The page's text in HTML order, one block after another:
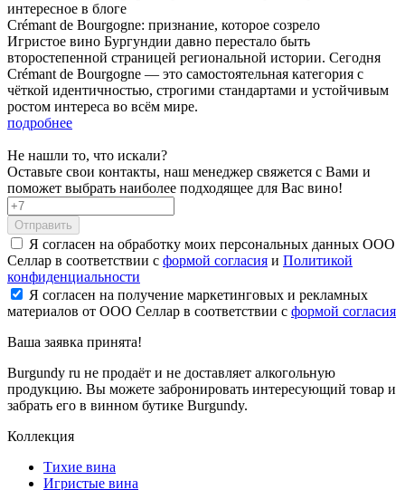
интересное в блоге
Crémant de Bourgogne: признание, которое созрело
Игристое вино Бургундии давно перестало быть
второстепенной страницей региональной истории. Сегодня
Crémant de Bourgogne — это самостоятельная категория с
чёткой идентичностью, строгими стандартами и устойчивым
ростом интереса во всём мире.
подробнее
Не нашли то, что искали?
Оставьте свои контакты, наш менеджер свяжется с Вами и
поможет выбрать наиболее подходящее для Вас вино!
Отправить
Я согласен на обработку моих персональных данных ООО
Селлар в соответствии с формой согласия и Политикой
конфиденциальности
Я согласен на получение маркетинговых и рекламных
материалов от ООО Селлар в соответствии с формой согласия
Ваша заявка принята!
Burgundy ru не продаёт и не доставляет алкогольную
продукцию. Вы можете забронировать интересующий товар и
забрать его в винном бутике Burgundy.
Коллекция
Тихие вина
Игристые вина